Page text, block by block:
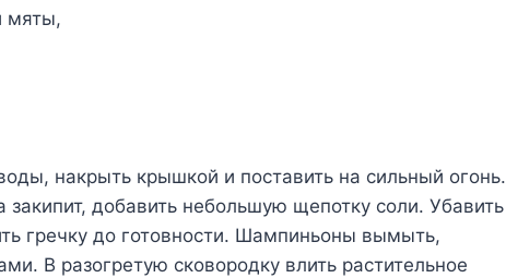
мяты,
накрыть крышкой и поставить на сильный огонь.
закипит, добавить небольшую щепотку соли. Убавить
гречку до готовности. Шампиньоны вымыть,
В разогретую сковородку влить растительное